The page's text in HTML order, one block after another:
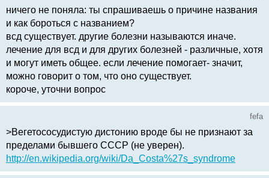
ничего не поняла: ты спрашиваешь о причине названия
и как бороться с названием?
всд существует. другие болезни называются иначе.
лечение для всд и для других болезней - различные, хотя
и могут иметь общее. если лечение помогает- значит,
можно говорит о том, что оно существует.
короче, уточни вопрос
fefa
>Вегетососудистую дистонию вроде бы не признают за
пределами бывшего СССР (не уверен).
http://en.wikipedia.org/wiki/Da_Costa%27s_syndrome